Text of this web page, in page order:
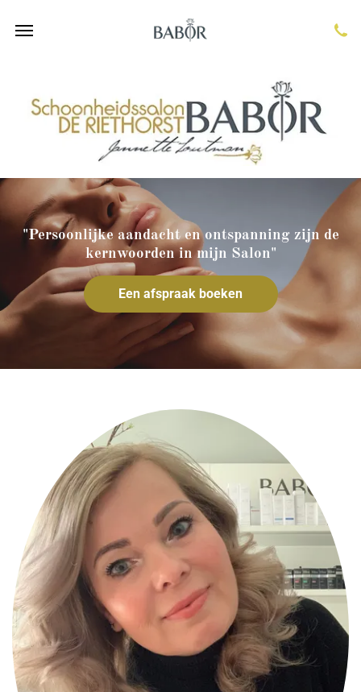
"Persoonlijke aandacht en ontspanning zijn de
kernwoorden in mijn Salon"
Een afspraak boeken